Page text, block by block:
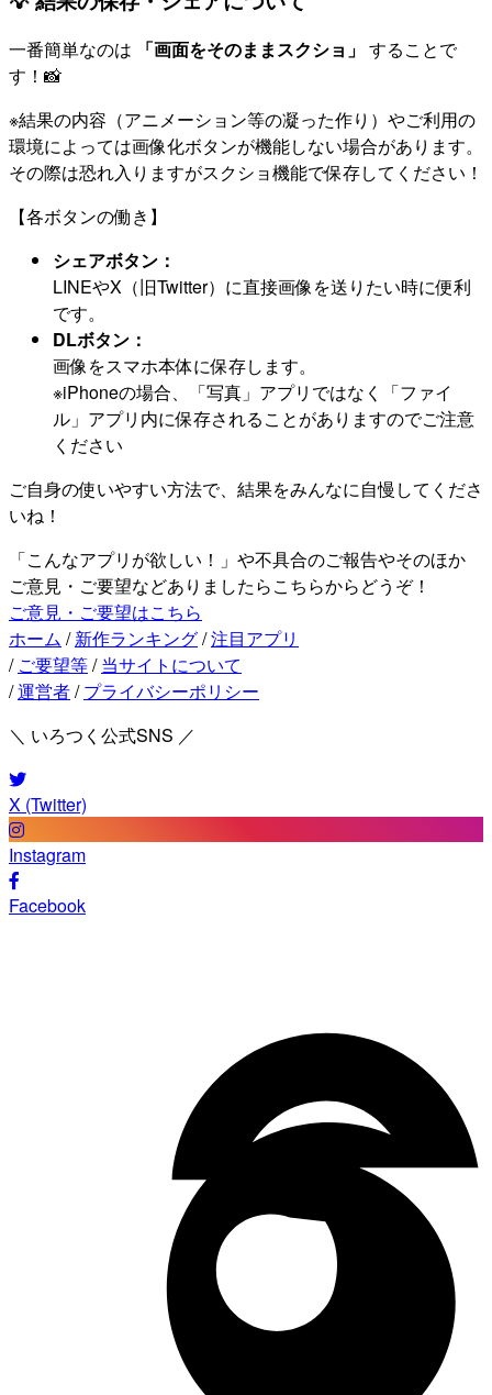
一番簡単なのは 「画面をそのままスクショ」 することで
す！📸
※結果の内容（アニメーション等の凝った作り）やご利用の
環境によっては画像化ボタンが機能しない場合があります。
その際は恐れ入りますがスクショ機能で保存してください！
【各ボタンの働き】
シェアボタン：
LINEやX（旧Twitter）に直接画像を送りたい時に便利
です。
DLボタン：
画像をスマホ本体に保存します。
※iPhoneの場合、「写真」アプリではなく「ファイ
ル」アプリ内に保存されることがありますのでご注意
ください
ご自身の使いやすい方法で、結果をみんなに自慢してくださ
いね！
「こんなアプリが欲しい！」や不具合のご報告やそのほか
ご意見・ご要望などありましたらこちらからどうぞ！
ご意見・ご要望はこちら
ホーム / 新作ランキング/注目アプリ
/ ご要望等/ 当サイトについて
/運営者/ プライバシーポリシー
＼ いろつく公式SNS ／
X (Twitter)
Instagram
Facebook